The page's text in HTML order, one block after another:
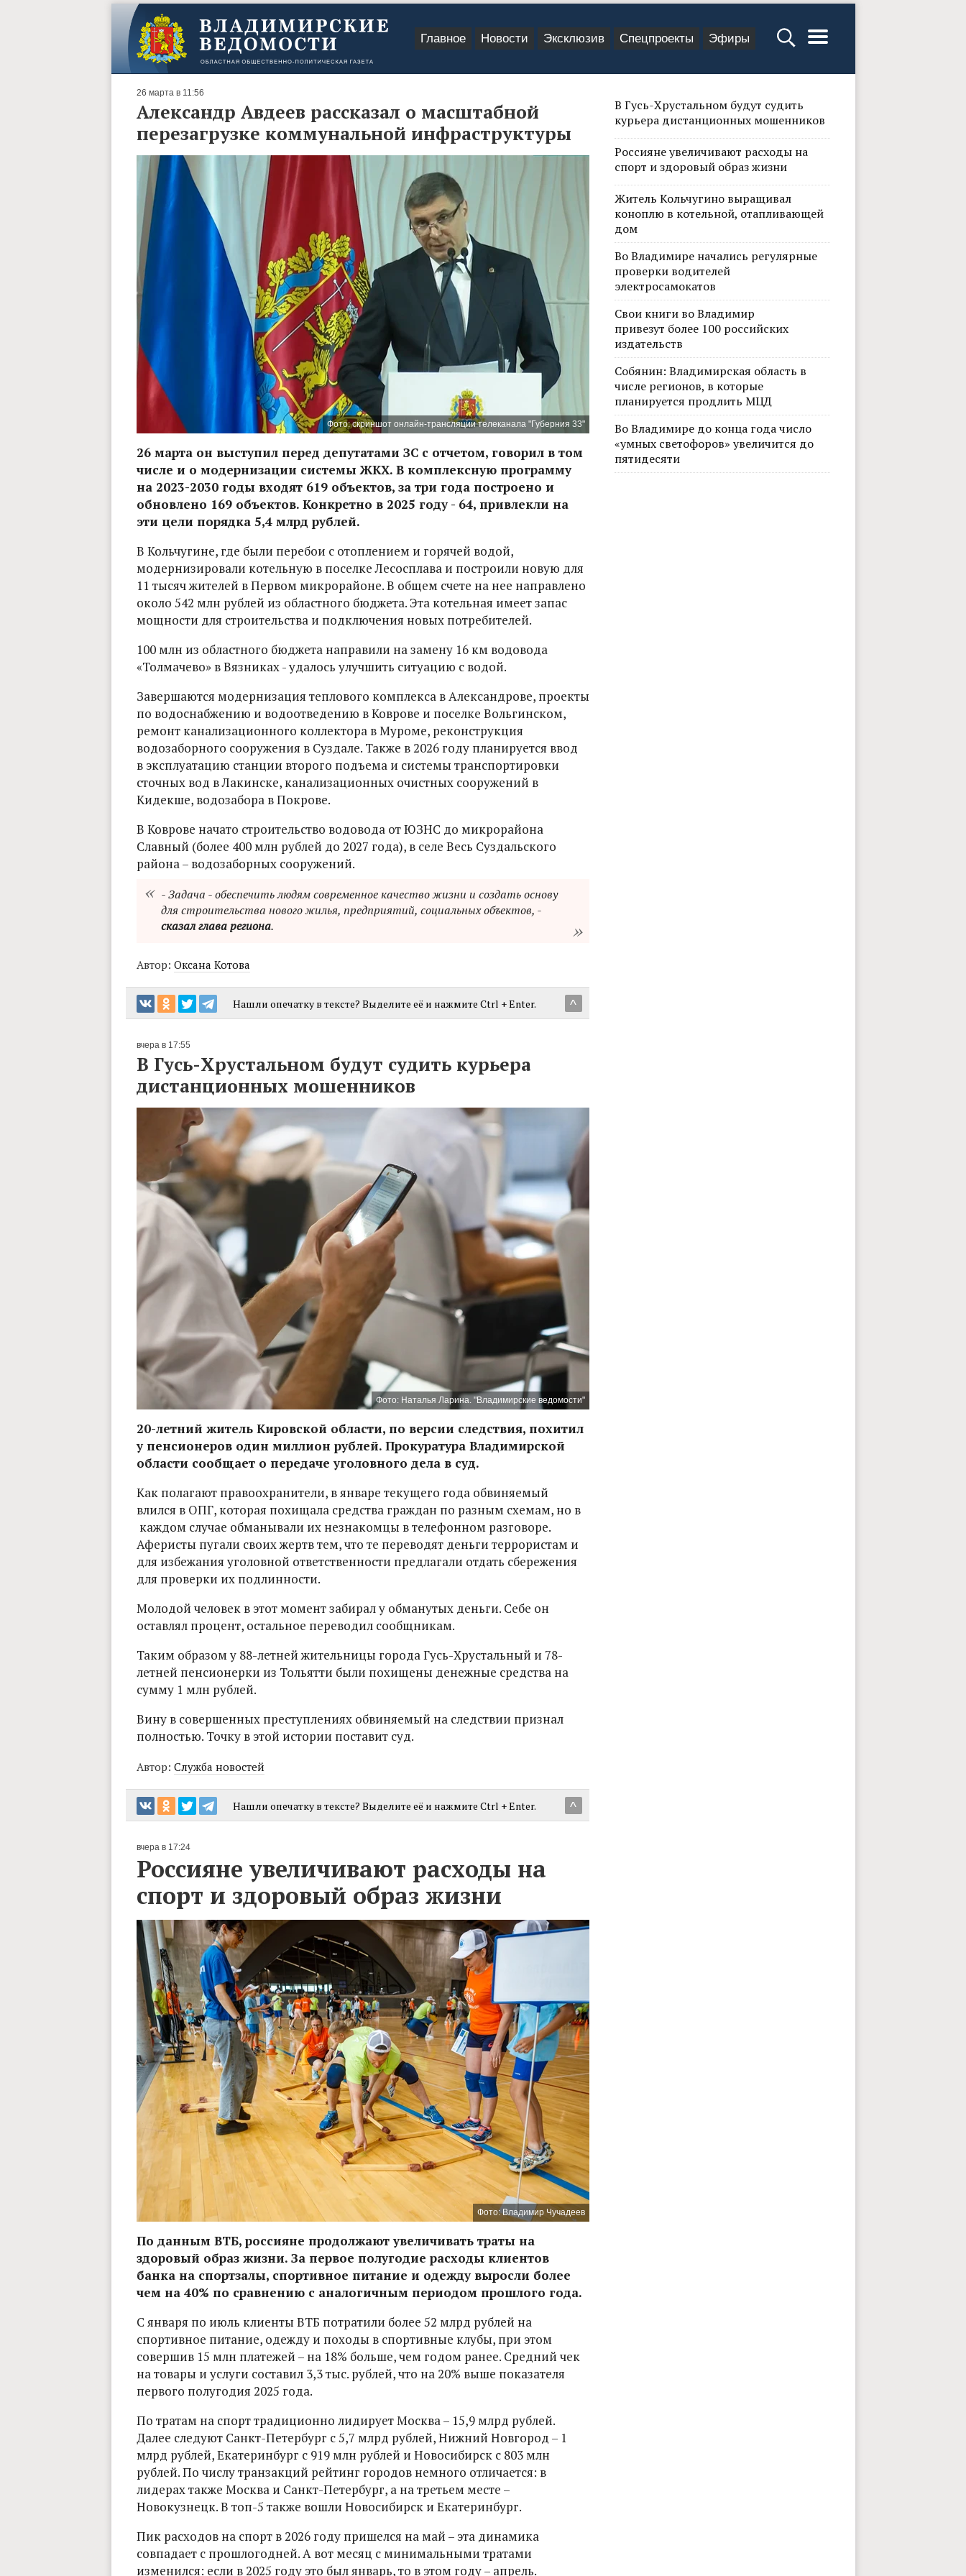
Главное Новости Эксклюзив Спецпроекты Эфиры
26 марта в 11:56
Александр Авдеев рассказал о масштабной
перезагрузке коммунальной инфраструктуры
Фото: скриншот онлайн-трансляции телеканала "Губерния 33"
26 марта он выступил перед депутатами ЗС с отчетом, говорил в том
числе и о модернизации системы ЖКХ. В комплексную программу
на 2023-2030 годы входят 619 объектов, за три года построено и
обновлено 169 объектов. Конкретно в 2025 году - 64, привлекли на
эти цели порядка 5,4 млрд рублей.
В Кольчугине, где были перебои с отоплением и горячей водой,
модернизировали котельную в поселке Лесосплава и построили новую для
11 тысяч жителей в Первом микрорайоне. В общем счете на нее направлено
около 542 млн рублей из областного бюджета. Эта котельная имеет запас
мощности для строительства и подключения новых потребителей.
100 млн из областного бюджета направили на замену 16 км водовода
«Толмачево» в Вязниках - удалось улучшить ситуацию с водой.
Завершаются модернизация теплового комплекса в Александрове, проекты
по водоснабжению и водоотведению в Коврове и поселке Вольгинском,
ремонт канализационного коллектора в Муроме, реконструкция
водозаборного сооружения в Суздале. Также в 2026 году планируется ввод
в эксплуатацию станции второго подъема и системы транспортировки
сточных вод в Лакинске, канализационных очистных сооружений в
Кидекше, водозабора в Покрове.
В Коврове начато строительство водовода от ЮЗНС до микрорайона
Славный (более 400 млн рублей до 2027 года), в селе Весь Суздальского
района – водозаборных сооружений.
- Задача - обеспечить людям современное качество жизни и создать основу
для строительства нового жилья, предприятий, социальных объектов, -
сказал глава региона.
Автор: Оксана Котова
^
Нашли опечатку в тексте? Выделите её и нажмите Ctrl + Enter.
вчера в 17:55
В Гусь-Хрустальном будут судить курьера
дистанционных мошенников
Фото: Наталья Ларина. "Владимирские ведомости"
20-летний житель Кировской области, по версии следствия, похитил
у пенсионеров один миллион рублей. Прокуратура Владимирской
области сообщает о передаче уголовного дела в суд.
Как полагают правоохранители, в январе текущего года обвиняемый
влился в ОПГ, которая похищала средства граждан по разным схемам, но в
каждом случае обманывали их незнакомцы в телефонном разговоре.
Аферисты пугали своих жертв тем, что те переводят деньги террористам и
для избежания уголовной ответственности предлагали отдать сбережения
для проверки их подлинности.
Молодой человек в этот момент забирал у обманутых деньги. Себе он
оставлял процент, остальное переводил сообщникам.
Таким образом у 88-летней жительницы города Гусь-Хрустальный и 78-
летней пенсионерки из Тольятти были похищены денежные средства на
сумму 1 млн рублей.
Вину в совершенных преступлениях обвиняемый на следствии признал
полностью. Точку в этой истории поставит суд.
Автор: Служба новостей
^
Нашли опечатку в тексте? Выделите её и нажмите Ctrl + Enter.
вчера в 17:24
Россияне увеличивают расходы на
спорт и здоровый образ жизни
Фото: Владимир Чучадеев
По данным ВТБ, россияне продолжают увеличивать траты на
здоровый образ жизни. За первое полугодие расходы клиентов
банка на спортзалы, спортивное питание и одежду выросли более
чем на 40% по сравнению с аналогичным периодом прошлого года.
С января по июль клиенты ВТБ потратили более 52 млрд рублей на
спортивное питание, одежду и походы в спортивные клубы, при этом
совершив 15 млн платежей – на 18% больше, чем годом ранее. Средний чек
на товары и услуги составил 3,3 тыс. рублей, что на 20% выше показателя
первого полугодия 2025 года.
По тратам на спорт традиционно лидирует Москва – 15,9 млрд рублей.
Далее следуют Санкт-Петербург с 5,7 млрд рублей, Нижний Новгород – 1
млрд рублей, Екатеринбург с 919 млн рублей и Новосибирск с 803 млн
рублей. По числу транзакций рейтинг городов немного отличается: в
лидерах также Москва и Санкт-Петербург, а на третьем месте –
Новокузнецк. В топ-5 также вошли Новосибирск и Екатеринбург.
Пик расходов на спорт в 2026 году пришелся на май – эта динамика
совпадает с прошлогодней. А вот месяц с минимальными тратами
изменился: если в 2025 году это был январь, то в этом году – апрель.
В Гусь-Хрустальном будут судить
курьера дистанционных мошенников
Россияне увеличивают расходы на
спорт и здоровый образ жизни
Житель Кольчугино выращивал
коноплю в котельной, отапливающей
дом
Во Владимире начались регулярные
проверки водителей
электросамокатов
Свои книги во Владимир
привезут более 100 российских
издательств
Собянин: Владимирская область в
числе регионов, в которые
планируется продлить МЦД
Во Владимире до конца года число
«умных светофоров» увеличится до
пятидесяти